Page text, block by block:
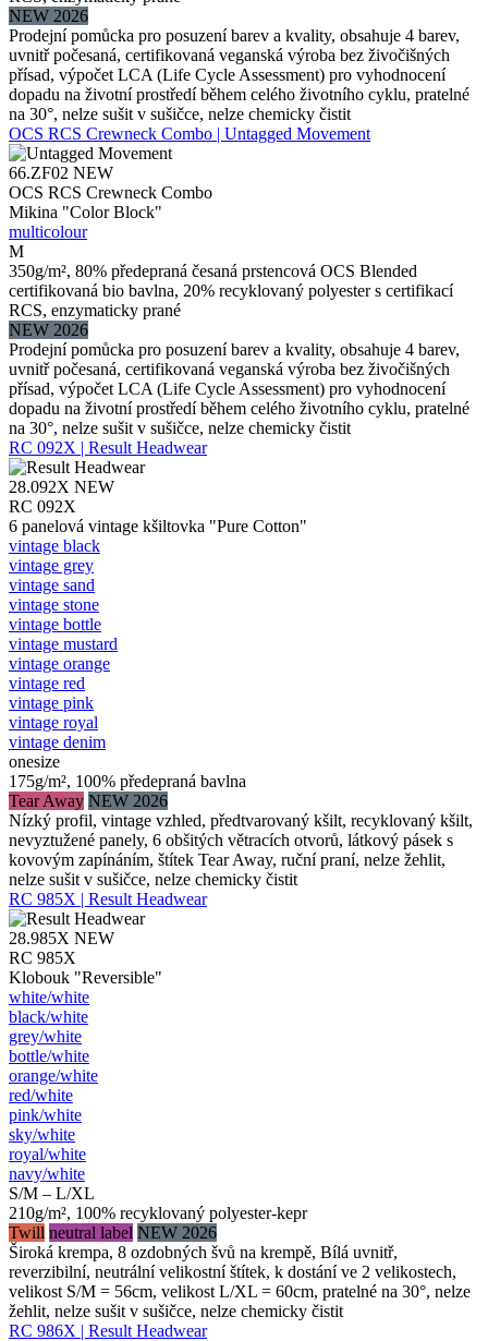
NEW 2026
Prodejní pomůcka pro posuzení barev a kvality, obsahuje 4 barev,
uvnitř počesaná, certifikovaná veganská výroba bez živočišných
přísad, výpočet LCA (Life Cycle Assessment) pro vyhodnocení
dopadu na životní prostředí během celého životního cyklu, pratelné
na 30°, nelze sušit v sušičce, nelze chemicky čistit
OCS RCS Crewneck Combo | Untagged Movement
66.ZF02 NEW
OCS RCS Crewneck Combo
Mikina "Color Block"
multicolour
M
350g/m², 80% předepraná česaná prstencová OCS Blended
certifikovaná bio bavlna, 20% recyklovaný polyester s certifikací
RCS, enzymaticky prané
NEW 2026
Prodejní pomůcka pro posuzení barev a kvality, obsahuje 4 barev,
uvnitř počesaná, certifikovaná veganská výroba bez živočišných
přísad, výpočet LCA (Life Cycle Assessment) pro vyhodnocení
dopadu na životní prostředí během celého životního cyklu, pratelné
na 30°, nelze sušit v sušičce, nelze chemicky čistit
RC 092X | Result Headwear
28.092X NEW
RC 092X
6 panelová vintage kšiltovka "Pure Cotton"
vintage black
vintage grey
vintage sand
vintage stone
vintage bottle
vintage mustard
vintage orange
vintage red
vintage pink
vintage royal
vintage denim
onesize
175g/m², 100% předepraná bavlna
Tear Away NEW 2026
Nízký profil, vintage vzhled, předtvarovaný kšilt, recyklovaný kšilt,
nevyztužené panely, 6 obšitých větracích otvorů, látkový pásek s
kovovým zapínáním, štítek Tear Away, ruční praní, nelze žehlit,
nelze sušit v sušičce, nelze chemicky čistit
RC 985X | Result Headwear
28.985X NEW
RC 985X
Klobouk "Reversible"
white/​white
black/​white
grey/​white
bottle/​white
orange/​white
red/​white
pink/​white
sky/​white
royal/​white
navy/​white
S/M – L/XL
210g/m², 100% recyklovaný polyester-kepr
Twill neutral label NEW 2026
Široká krempa, 8 ozdobných švů na krempě, Bílá uvnitř,
reverzibilní, neutrální velikostní štítek, k dostání ve 2 velikostech,
velikost S/M = 56cm, velikost L/XL = 60cm, pratelné na 30°, nelze
žehlit, nelze sušit v sušičce, nelze chemicky čistit
RC 986X | Result Headwear